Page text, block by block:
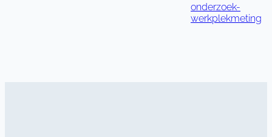
onderzoek-
werkplekmeting